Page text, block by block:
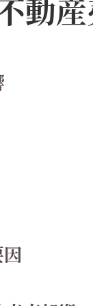
ける専門
ークで広
サービス
動